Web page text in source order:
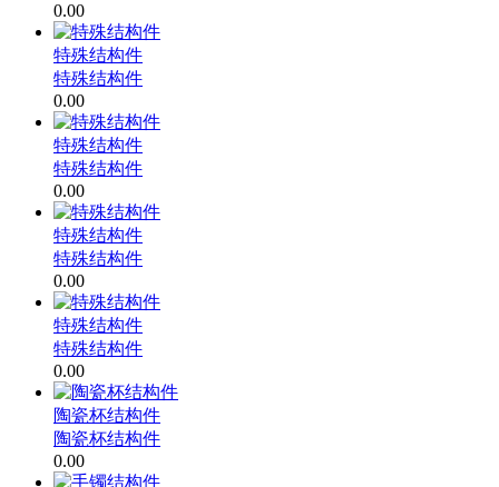
0.00
特殊结构件
特殊结构件
0.00
特殊结构件
特殊结构件
0.00
特殊结构件
特殊结构件
0.00
特殊结构件
特殊结构件
0.00
陶瓷杯结构件
陶瓷杯结构件
0.00